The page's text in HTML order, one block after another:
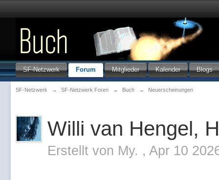
SF-Netzwerk Forum Mitglieder Kalender Blogs
SF-Netzwerk → SF-Netzwerk Foren → Buch → Neuerscheinungen
Willi van Hengel,
Erstellt von My. , Apr 10